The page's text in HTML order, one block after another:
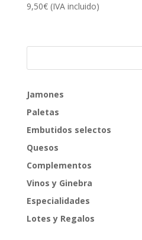
9,50€ (IVA incluido)
Jamones
Paletas
Embutidos selectos
Quesos
Complementos
Vinos y Ginebra
Especialidades
Lotes y Regalos